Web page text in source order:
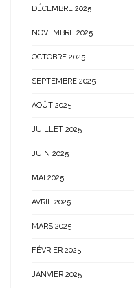
DÉCEMBRE 2025
NOVEMBRE 2025
OCTOBRE 2025
SEPTEMBRE 2025
AOÛT 2025
JUILLET 2025
JUIN 2025
MAI 2025
AVRIL 2025
MARS 2025
FÉVRIER 2025
JANVIER 2025